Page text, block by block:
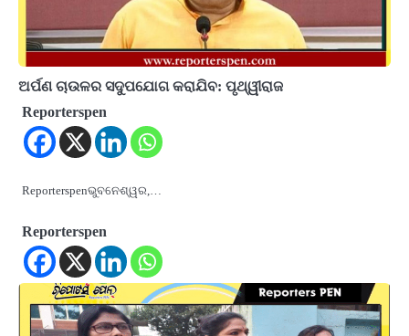
ଅର୍ପଣ ଚାଉଳର ସଦୁପଯୋଗ କରାଯିବ: ପୃଥ୍ୱୀରାଜ
Reporterspen
Reporterspenଭୁବନେଶ୍ୱର,…
Reporterspen